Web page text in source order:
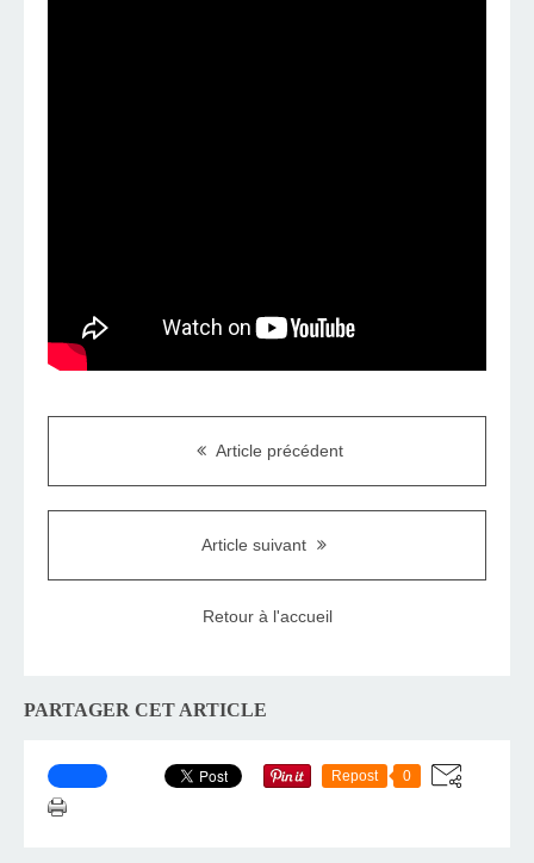
Article précédent
Article suivant
Retour à l'accueil
PARTAGER CET ARTICLE
Repost 0